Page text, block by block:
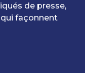
de presse,
façonnent